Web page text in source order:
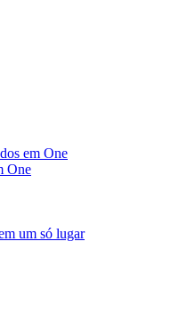
em One
One
um só lugar